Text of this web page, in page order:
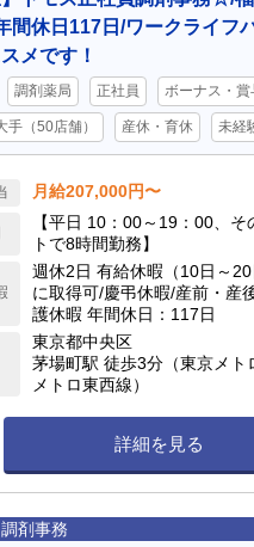
休日117日/ワークライフ
メです！
調剤薬局 正社員 ボーナス・賞
手（50店舗） 産休・育休 未経
月給207,000円〜
【平日 10：00～19：00、
トで8時間勤務】
週休2日 有給休暇（10日～
に取得可/慶弔休暇/産前・産
護休暇 年間休日：117日
東京都中央区
茅場町駅 徒歩3分（東京メト
メトロ東西線）
詳細を見る
調剤事務